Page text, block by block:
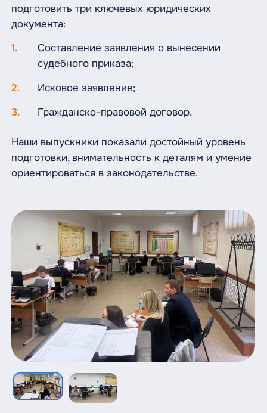
подготовить три ключевых юридических
документа:
Составление заявления о вынесении
судебного приказа;
Исковое заявление;
Гражданско-правовой договор.
Наши выпускники показали достойный уровень
подготовки, внимательность к деталям и умение
ориентироваться в законодательстве.